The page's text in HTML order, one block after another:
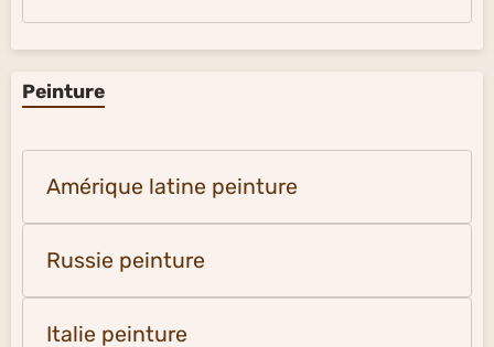
Peinture
Amérique latine peinture
Russie peinture
Italie peinture